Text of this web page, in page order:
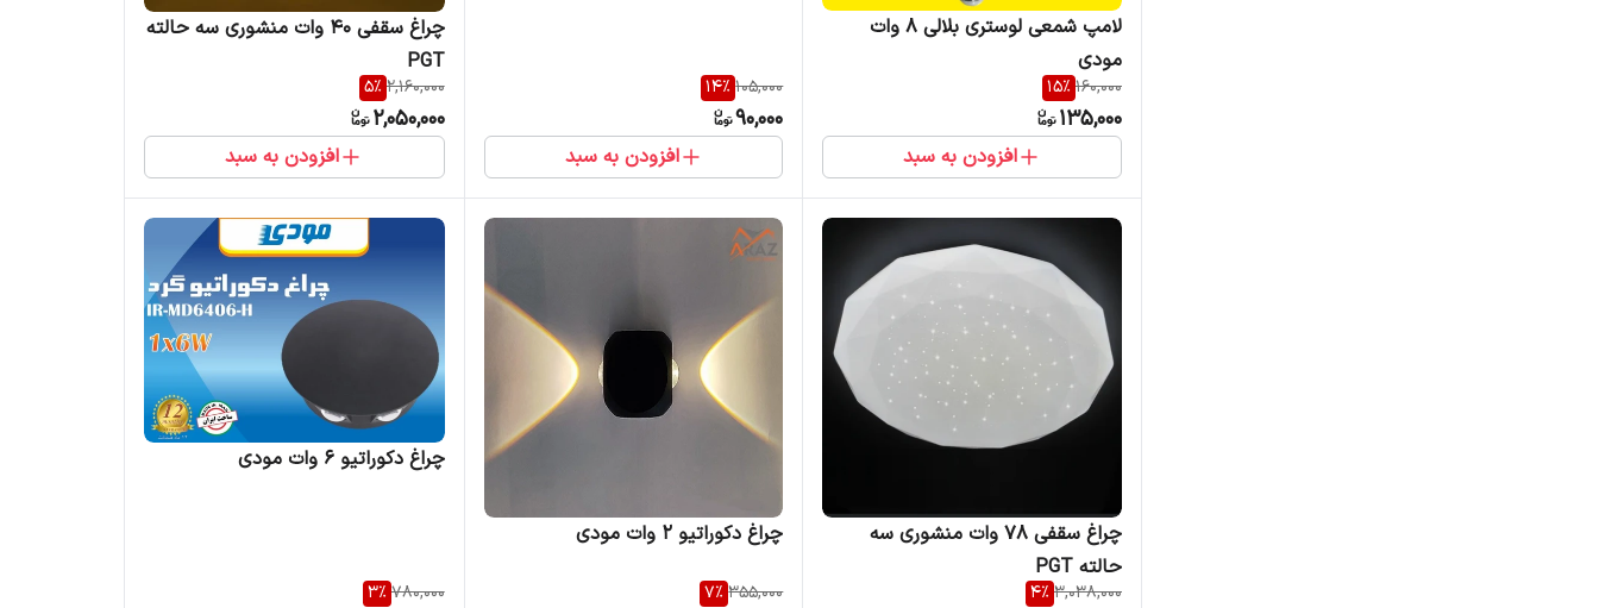
لامپ شمعی لوستری بلالی 8 وات
مودی
160,000
15%
135,000
افزودن به سبد
105,000
14%
90,000
افزودن به سبد
چراغ سقفی 40 وات منشوری سه حالته
PGT
2,160,000
5%
2,050,000
افزودن به سبد
چراغ سقفی 78 وات منشوری سه
حالته PGT
3,038,000
4%
چراغ دکوراتیو 2 وات مودی
355,000
7%
چراغ دکوراتیو 6 وات مودی
780,000
3%